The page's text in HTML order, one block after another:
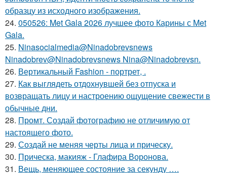
образцу из исходного изображения.
24. 050526: Met Gala 2026 лучшее фото Карины с Met
Gala.
25. Ninasocialmedia@Ninadobrevsnews
Ninadobrev@Ninadobrevsnews Nina@Ninadobrevsn.
26. Вертикальный Fashion - портрет, .
27. Как выглядеть отдохнувшей без отпуска и
возвращать лицу и настроению ощущение свежести в
обычные дни.
28. Промт. Создай фотографию не отличимую от
настоящего фото.
29. Создай не меняя черты лица и прическу.
30. Прическа, макияж - Глафира Воронова.
31. Вещь, меняющее состояние за секунду ….